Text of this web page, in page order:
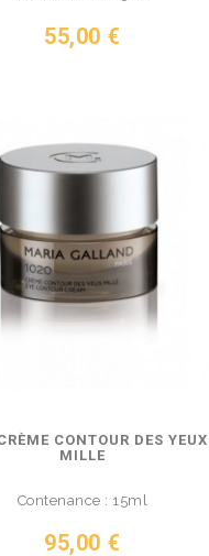
Prix
55,00 €
LE PRODUIT
CONTOUR DES YEUX
MILLE
Contenance : 15ml
Prix
95,00 €
LE PRODUIT